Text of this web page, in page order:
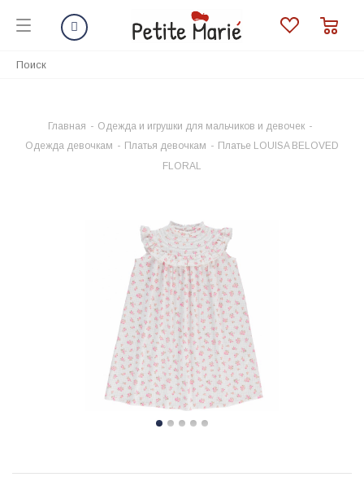
Главная - Одежда и игрушки для мальчиков и девочек -
Одежда девочкам - Платья девочкам - Платье LOUISA BELOVED
FLORAL